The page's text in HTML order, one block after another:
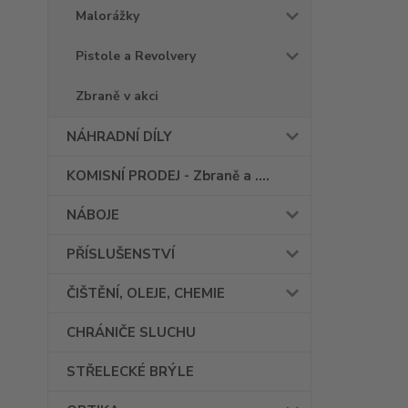
Malorážky
Pistole a Revolvery
Zbraně v akci
NÁHRADNÍ DÍLY
KOMISNÍ PRODEJ - Zbraně a ....
NÁBOJE
PŘÍSLUŠENSTVÍ
ČIŠTĚNÍ, OLEJE, CHEMIE
CHRÁNIČE SLUCHU
STŘELECKÉ BRÝLE